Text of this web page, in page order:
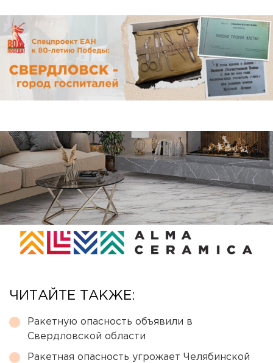
ЧИТАЙТЕ ТАКЖЕ:
Ракетную опасность объявили в
Свердловской области
Ракетная опасность угрожает Челябинской